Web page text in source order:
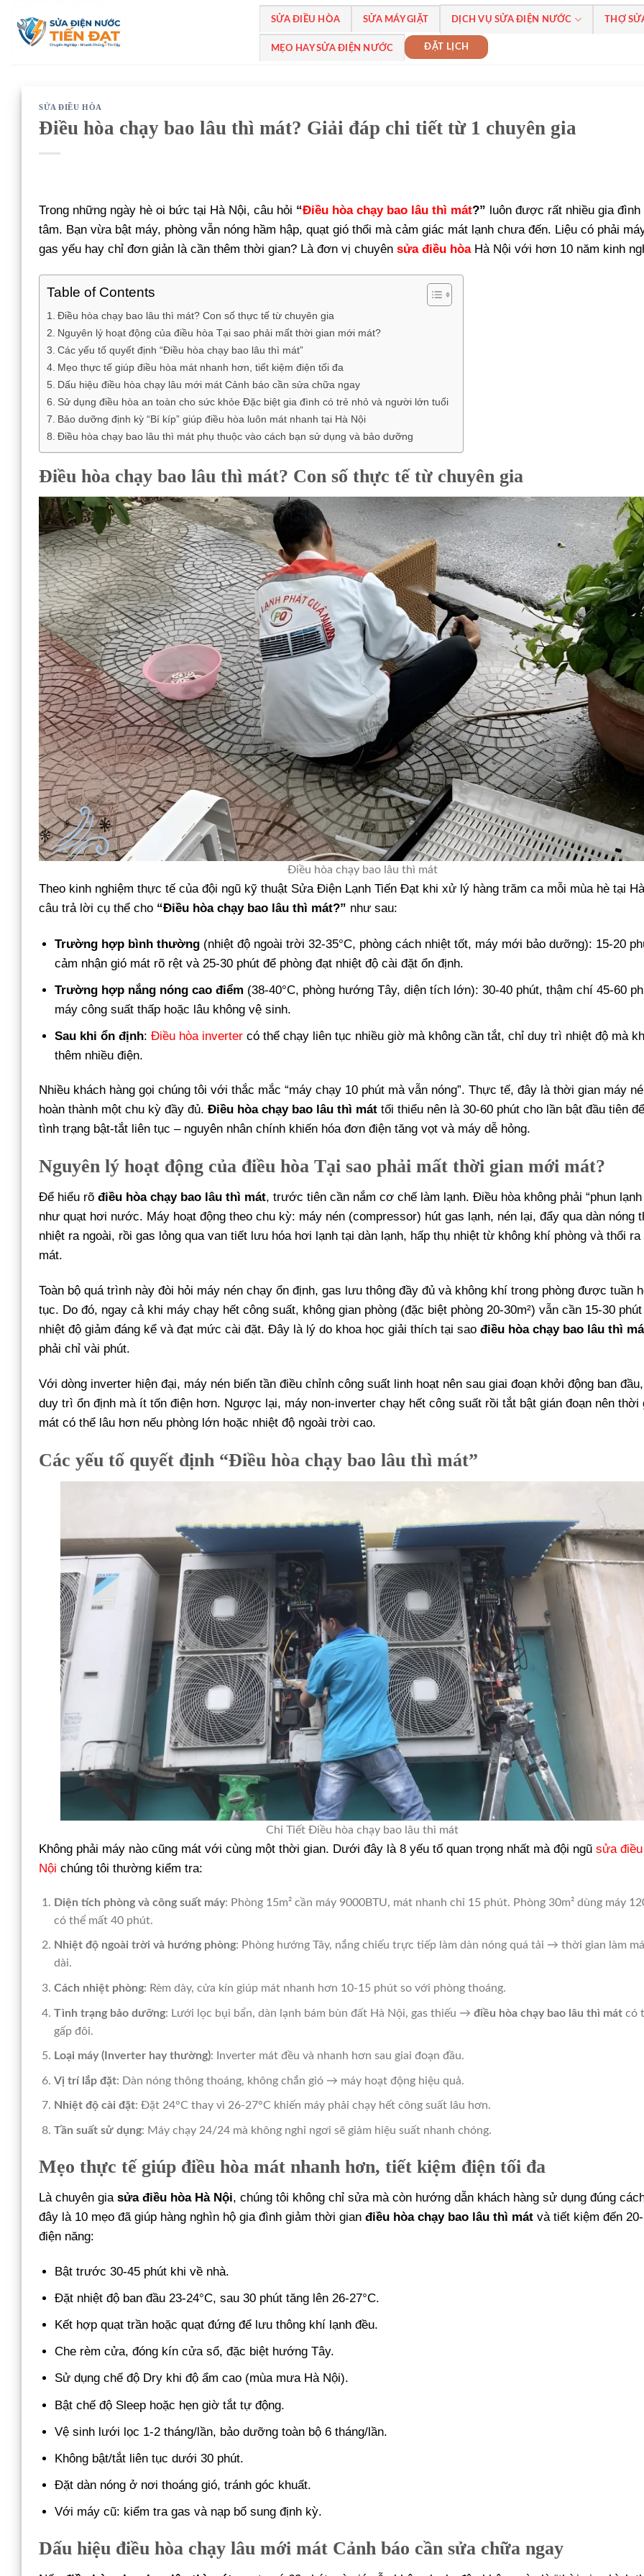
qua
SỬA ĐIỀU HÒA SỬA MÁY GIẶT DỊCH VỤ SỬA ĐIỆN NƯỚC THỢ
MẸO HAY SỬA ĐIỆN NƯỚC ĐẶT LỊCH
SỬA ĐIỀU HÒA
Điều hòa chạy bao lâu thì mát? Giải đáp chi tiết từ 1 chuyên gia
Trong những ngày hè oi bức tại Hà Nội, câu hỏi “Điều hòa chạy bao lâu thì mát?” luôn được rất nhiều gia đình
tâm. Bạn vừa bật máy, phòng vẫn nóng hầm hập, quạt gió thổi mà cảm giác mát lạnh chưa đến. Liệu có phải
gas yếu hay chỉ đơn giản là cần thêm thời gian? Là đơn vị chuyên sửa điều hòaHà Nội với hơn 10 năm kinh
Table of Contents
Điều hòa chạy bao lâu thì mát? Con số thực tế từ chuyên gia
Nguyên lý hoạt động của điều hòa Tại sao phải mất thời gian mới mát?
Các yếu tố quyết định “Điều hòa chạy bao lâu thì mát”
Mẹo thực tế giúp điều hòa mát nhanh hơn, tiết kiệm điện tối đa
Dấu hiệu điều hòa chạy lâu mới mát Cảnh báo cần sửa chữa ngay
Sử dụng điều hòa an toàn cho sức khỏe Đặc biệt gia đình có trẻ nhỏ và người lớn tuổi
Bảo dưỡng định kỳ “Bí kíp” giúp điều hòa luôn mát nhanh tại Hà Nội
Điều hòa chạy bao lâu thì mát phụ thuộc vào cách bạn sử dụng và bảo dưỡng
Điều hòa chạy bao lâu thì mát? Con số thực tế từ chuyên gia
Điều hòa chạy bao lâu thì mát
Theo kinh nghiệm thực tế của đội ngũ kỹ thuật Sửa Điện Lạnh Tiến Đạt khi xử lý hàng trăm ca mỗi mùa hè tại
câu trả lời cụ thể cho “Điều hòa chạy bao lâu thì mát?” như sau:
Trường hợp bình thường (nhiệt độ ngoài trời 32-35°C, phòng cách nhiệt tốt, máy mới bảo dưỡng): 15-20
cảm nhận gió mát rõ rệt và 25-30 phút để phòng đạt nhiệt độ cài đặt ổn định.
Trường hợp nắng nóng cao điểm (38-40°C, phòng hướng Tây, diện tích lớn): 30-40 phút, thậm chí 45-60
máy công suất thấp hoặc lâu không vệ sinh.
Sau khi ổn định:Điều hòa inverter có thể chạy liên tục nhiều giờ mà không cần tắt, chỉ duy trì nhiệt độ mà
thêm nhiều điện.
Nhiều khách hàng gọi chúng tôi với thắc mắc “máy chạy 10 phút mà vẫn nóng”. Thực tế, đây là thời gian máy
hoàn thành một chu kỳ đầy đủ. Điều hòa chạy bao lâu thì mát tối thiểu nên là 30-60 phút cho lần bật đầu tiên
tình trạng bật-tắt liên tục – nguyên nhân chính khiến hóa đơn điện tăng vọt và máy dễ hỏng.
Nguyên lý hoạt động của điều hòa Tại sao phải mất thời gian mới mát?
Để hiểu rõ điều hòa chạy bao lâu thì mát, trước tiên cần nắm cơ chế làm lạnh. Điều hòa không phải “phun
như quạt hơi nước. Máy hoạt động theo chu kỳ: máy nén (compressor) hút gas lạnh, nén lại, đẩy qua dàn nóng
nhiệt ra ngoài, rồi gas lỏng qua van tiết lưu hóa hơi lạnh tại dàn lạnh, hấp thụ nhiệt từ không khí phòng và thổi ra
mát.
Toàn bộ quá trình này đòi hỏi máy nén chạy ổn định, gas lưu thông đầy đủ và không khí trong phòng được tuần
tục. Do đó, ngay cả khi máy chạy hết công suất, không gian phòng (đặc biệt phòng 20-30m²) vẫn cần 15-30
nhiệt độ giảm đáng kể và đạt mức cài đặt. Đây là lý do khoa học giải thích tại sao điều hòa chạy bao lâu thì
phải chỉ vài phút.
Với dòng inverter hiện đại, máy nén biến tần điều chỉnh công suất linh hoạt nên sau giai đoạn khởi động ban
duy trì ổn định mà ít tốn điện hơn. Ngược lại, máy non-inverter chạy hết công suất rồi tắt bật gián đoạn nên thời
mát có thể lâu hơn nếu phòng lớn hoặc nhiệt độ ngoài trời cao.
Các yếu tố quyết định “Điều hòa chạy bao lâu thì mát”
Chi Tiết Điều hòa chạy bao lâu thì mát
Không phải máy nào cũng mát với cùng một thời gian. Dưới đây là 8 yếu tố quan trọng nhất mà đội ngũ sửa
Nội chúng tôi thường kiểm tra:
Diện tích phòng và công suất máy: Phòng 15m² cần máy 9000BTU, mát nhanh chỉ 15 phút. Phòng 30m² dùng máy
có thể mất 40 phút.
Nhiệt độ ngoài trời và hướng phòng: Phòng hướng Tây, nắng chiếu trực tiếp làm dàn nóng quá tải → thời gian làm
dài.
Cách nhiệt phòng: Rèm dày, cửa kín giúp mát nhanh hơn 10-15 phút so với phòng thoáng.
Tình trạng bảo dưỡng: Lưới lọc bụi bẩn, dàn lạnh bám bùn đất Hà Nội, gas thiếu → điều hòa chạy bao lâu thì mátcó
gấp đôi.
Loại máy (Inverter hay thường): Inverter mát đều và nhanh hơn sau giai đoạn đầu.
Vị trí lắp đặt: Dàn nóng thông thoáng, không chắn gió → máy hoạt động hiệu quả.
Nhiệt độ cài đặt: Đặt 24°C thay vì 26-27°C khiến máy phải chạy hết công suất lâu hơn.
Tần suất sử dụng: Máy chạy 24/24 mà không nghỉ ngơi sẽ giảm hiệu suất nhanh chóng.
Mẹo thực tế giúp điều hòa mát nhanh hơn, tiết kiệm điện tối đa
Là chuyên gia sửa điều hòa Hà Nội, chúng tôi không chỉ sửa mà còn hướng dẫn khách hàng sử dụng đúng
đây là 10 mẹo đã giúp hàng nghìn hộ gia đình giảm thời gian điều hòa chạy bao lâu thì mát và tiết kiệm đến
điện năng:
Bật trước 30-45 phút khi về nhà.
Đặt nhiệt độ ban đầu 23-24°C, sau 30 phút tăng lên 26-27°C.
Kết hợp quạt trần hoặc quạt đứng để lưu thông khí lạnh đều.
Che rèm cửa, đóng kín cửa sổ, đặc biệt hướng Tây.
Sử dụng chế độ Dry khi độ ẩm cao (mùa mưa Hà Nội).
Bật chế độ Sleep hoặc hẹn giờ tắt tự động.
Vệ sinh lưới lọc 1-2 tháng/lần, bảo dưỡng toàn bộ 6 tháng/lần.
Không bật/tắt liên tục dưới 30 phút.
Đặt dàn nóng ở nơi thoáng gió, tránh góc khuất.
Với máy cũ: kiểm tra gas và nạp bổ sung định kỳ.
Dấu hiệu điều hòa chạy lâu mới mát Cảnh báo cần sửa chữa ngay